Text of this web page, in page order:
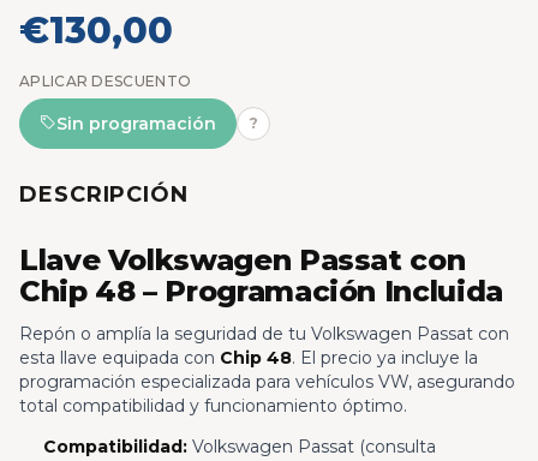
€130,00
APLICAR DESCUENTO
Sin programación ?
DESCRIPCIÓN
Llave Volkswagen Passat con
Chip 48 – Programación Incluida
Repón o amplía la seguridad de tu Volkswagen Passat con
esta llave equipada con Chip 48. El precio ya incluye la
programación especializada para vehículos VW, asegurando
total compatibilidad y funcionamiento óptimo.
Compatibilidad:Volkswagen Passat (consulta